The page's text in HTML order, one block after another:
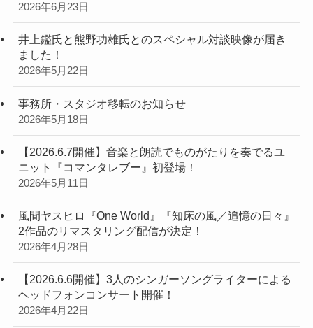
2026年6月23日
井上鑑氏と熊野功雄氏とのスペシャル対談映像が届き
ました！
2026年5月22日
事務所・スタジオ移転のお知らせ
2026年5月18日
【2026.6.7開催】音楽と朗読でものがたりを奏でるユ
ニット『コマンタレブー』初登場！
2026年5月11日
風間ヤスヒロ『One World』『知床の風／追憶の日々』
2作品のリマスタリング配信が決定！
2026年4月28日
【2026.6.6開催】3人のシンガーソングライターによる
ヘッドフォンコンサート開催！
2026年4月22日